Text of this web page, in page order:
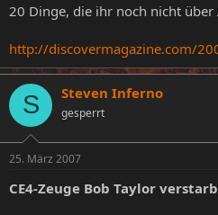
20 Dinge, die ihr noch nicht über
http://discovermagazine.com/
S Steven Inferno
gesperrt
25. März 2007
CE4-Zeuge Bob Taylor